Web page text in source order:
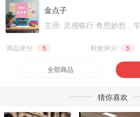
金点子
主营: 灵感银行 奇思妙想，学前启蒙 激发潜能，基
个性生活，健康养生 精神文化
商品评分: 5 时效评分: 5
全部商品
猜你喜欢